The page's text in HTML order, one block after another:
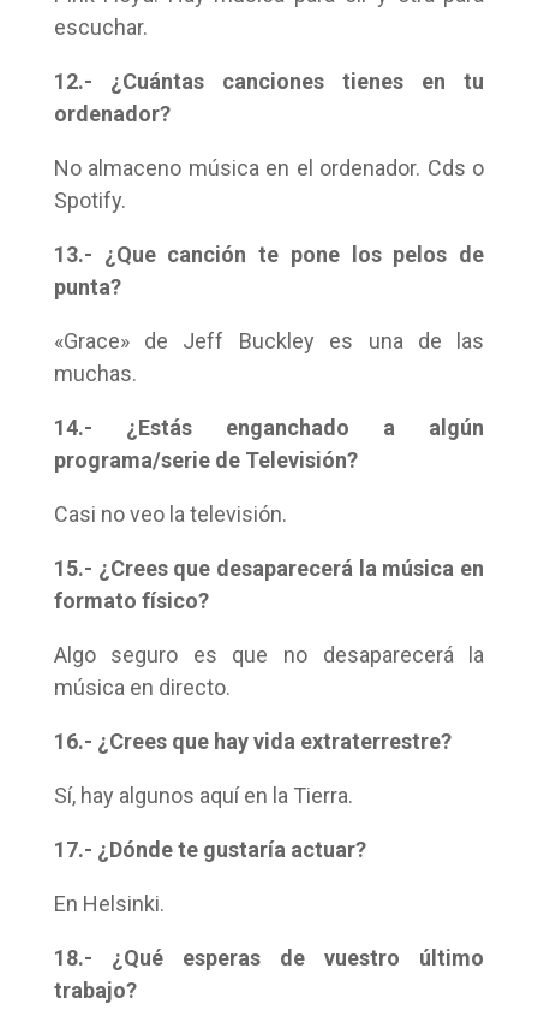
escuchar.
12.- ¿Cuántas canciones tienes en tu
ordenador?
No almaceno música en el ordenador. Cds o
Spotify.
13.- ¿Que canción te pone los pelos de
punta?
«Grace» de Jeff Buckley es una de las
muchas.
14.- ¿Estás enganchado a algún
programa/serie de Televisión?
Casi no veo la televisión.
15.- ¿Crees que desaparecerá la música en
formato físico?
Algo seguro es que no desaparecerá la
música en directo.
16.- ¿Crees que hay vida extraterrestre?
Sí, hay algunos aquí en la Tierra.
17.- ¿Dónde te gustaría actuar?
En Helsinki.
18.- ¿Qué esperas de vuestro último
trabajo?